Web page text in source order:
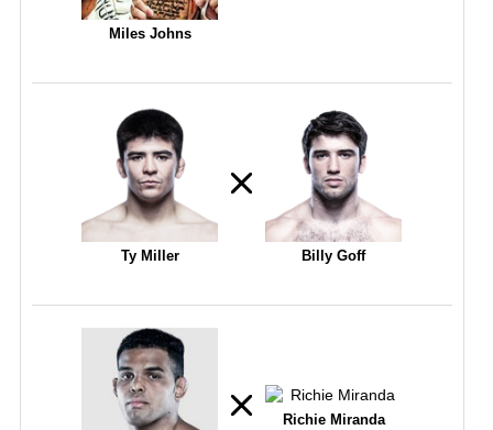
Miles Johns
Ty Miller Billy Goff
Richie Miranda